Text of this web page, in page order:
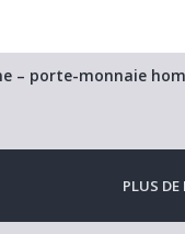
– porte-monnaie
PLUS DE